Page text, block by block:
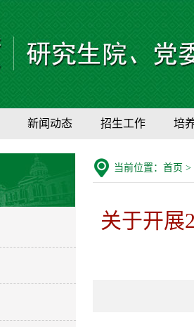
新闻动态 招生工作 培
当前位置： 首页 >
关于开展